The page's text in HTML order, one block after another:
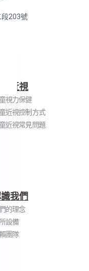
段203號
童近視
視力保健
近視控制方式
近視常見問題
我們
的理念
設備
團隊